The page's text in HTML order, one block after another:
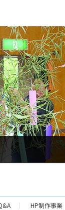
HP制作事業